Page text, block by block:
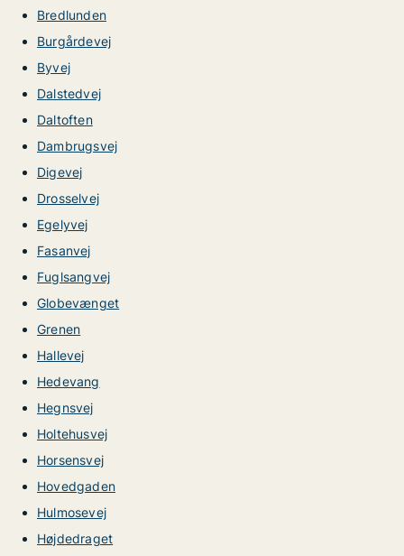
Bredlunden
Burgårdevej
Byvej
Dalstedvej
Daltoften
Dambrugsvej
Digevej
Drosselvej
Egelyvej
Fasanvej
Fuglsangvej
Globevænget
Grenen
Hallevej
Hedevang
Hegnsvej
Holtehusvej
Horsensvej
Hovedgaden
Hulmosevej
Højdedraget